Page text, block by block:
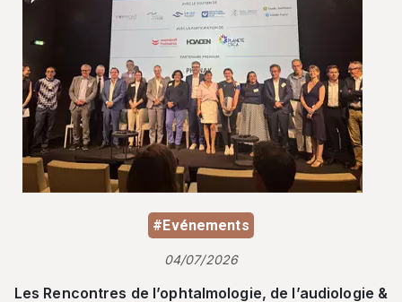
#Evénements
04/07/2026
Les Rencontres de l’ophtalmologie, de l’audiologie &